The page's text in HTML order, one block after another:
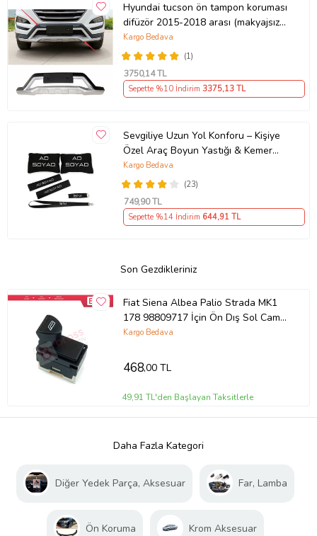
Hyundai tucson ön tampon koruması
difüzör 2015-2018 arası (makyajsız
kasa)
(1)
Kargo Bedava
3750,14 TL
Sepette %10 İndirim 3375,13 TL
Sevgiliye Uzun Yol Konforu – Kişiye
Özel Araç Boyun Yastığı & Kemer
Pedi Hediye Seti
(23)
Kargo Bedava
749,90 TL
Sepette %14 İndirim 644,91 TL
Son Gezdikleriniz
Fiat Siena Albea Palio Strada MK1
178 98809717 İçin Ön Dış Sol Cam
Açma Düğmesi 6 Pin Beyaz Soket
Kargo Bedava
468,00 TL
49,91 TL'den Başlayan Taksitlerle
Daha Fazla Kategori
Diğer Yedek Parça, Aksesuar Far, Lamba
Ön Koruma Krom Aksesuar